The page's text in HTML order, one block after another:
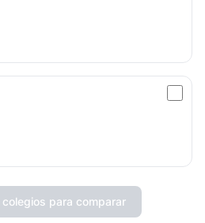
colegios para comparar